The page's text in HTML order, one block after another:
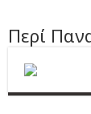
Περί